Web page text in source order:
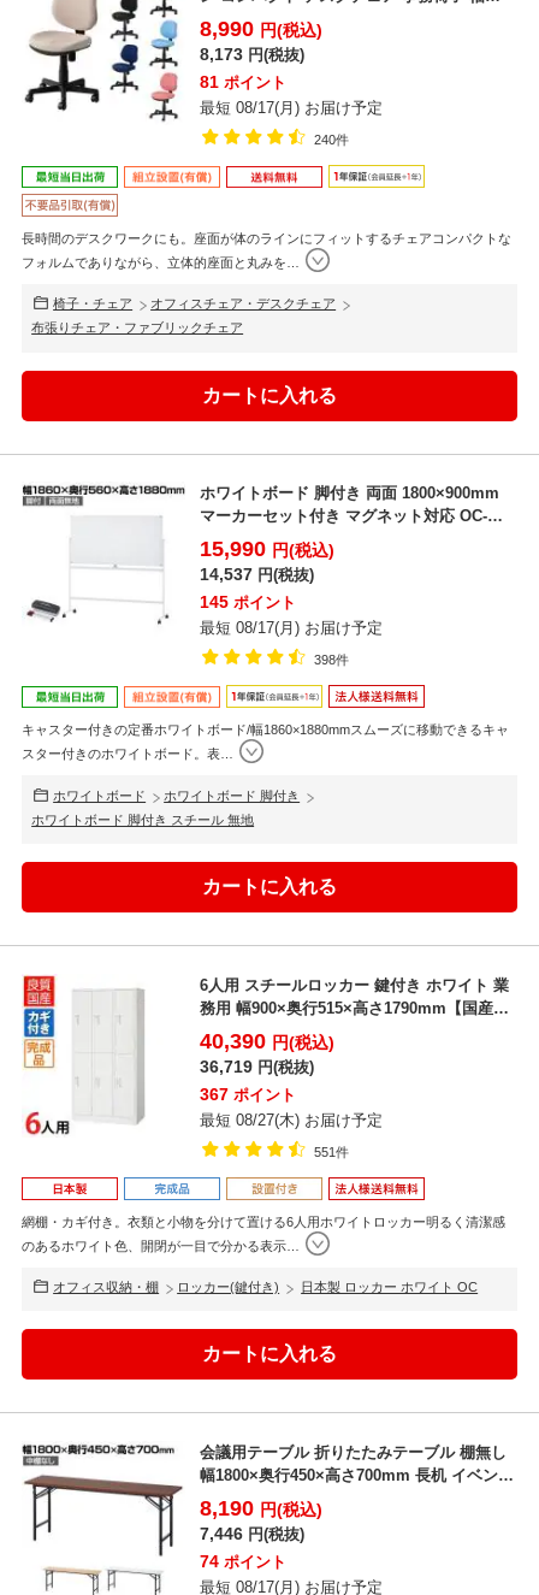
530×奥...
8,990 円(税込)
8,173 円(税抜)
81 ポイント
最短 08/17(月) お届け予定
240件
長時間のデスクワークにも。座面が体のラインにフィットするチェアコンパクトな
フォルムでありながら、立体的座面と丸みを
椅子・チェア
オフィスチェア・デスクチェア
布張りチェア・ファブリックチェア
ホワイトボード 脚付き 両面 1800×900mm
マーカーセット付き マグネット対応 OC-
WB1...
15,990 円(税込)
14,537 円(税抜)
145 ポイント
最短 08/17(月) お届け予定
398件
キャスター付きの定番ホワイトボード/幅1860×1880mmスムーズに移動できるキャ
スター付きのホワイトボード。表…
ホワイトボード
ホワイトボード 脚付き
ホワイトボード 脚付き スチール 無地
6人用 スチールロッカー 鍵付き ホワイト 業
務用 幅900×奥行515×高さ1790mm【国産】
【...
40,390 円(税込)
36,719 円(税抜)
367 ポイント
最短 08/27(木) お届け予定
551件
網棚・カギ付き。衣類と小物を分けて置ける6人用ホワイトロッカー明るく清潔感
のあるホワイト色、開閉が一目で分かる表示…
オフィス収納・棚 ロッカー(鍵付き) 日本製 ロッカー ホワイト OC
会議用テーブル 折りたたみテーブル 棚無し
幅1800×奥行450×高さ700mm 長机 イベント
テ...
8,190 円(税込)
7,446 円(税抜)
74 ポイント
最短 08/17(月) お届け予定